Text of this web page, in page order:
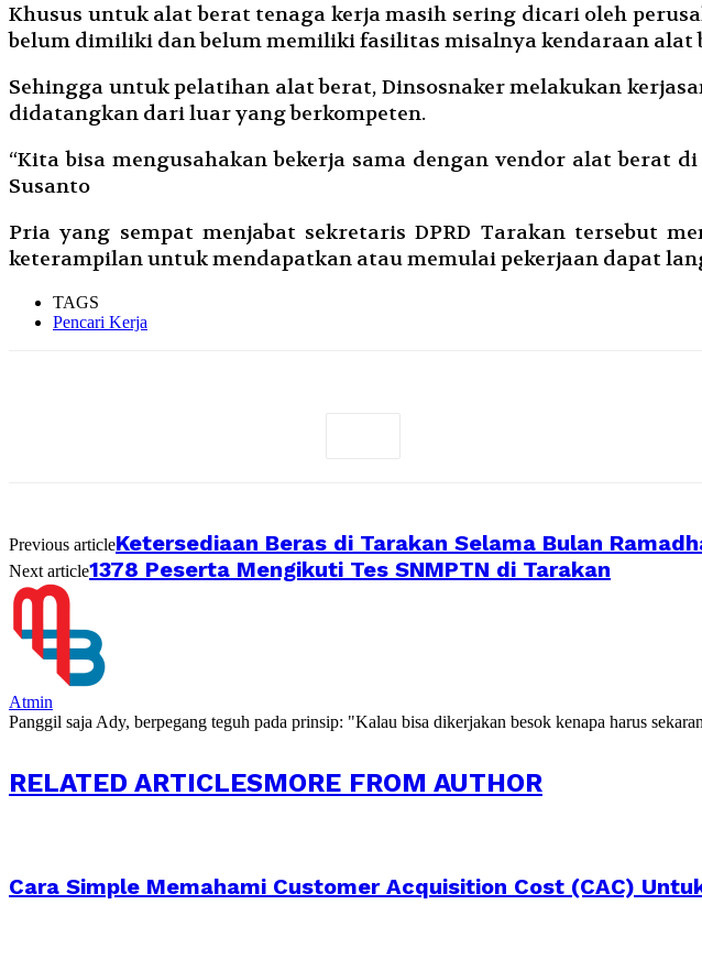
Khusus untuk alat berat tenaga kerja masih sering dicari oleh
belum dimiliki dan belum memiliki fasilitas misalnya kendaraan
Sehingga untuk pelatihan alat berat, Dinsosnaker melakukan
didatangkan dari luar yang berkompeten.
“Kita bisa mengusahakan bekerja sama dengan vendor alat berat
Susanto
Pria yang sempat menjabat sekretaris DPRD Tarakan tersebut
keterampilan untuk mendapatkan atau memulai pekerjaan dapat
TAGS
Pencari Kerja
Previous articleKetersediaan Beras di Tarakan Selama Bulan
Next article1378 Peserta Mengikuti Tes SNMPTN di Tarakan
Atmin
Panggil saja Ady, berpegang teguh pada prinsip: "Kalau bisa dikerjakan besok kenapa harus
RELATED ARTICLESMORE FROM AUTHOR
Cara Simple Memahami Customer Acquisition Cost (CAC)